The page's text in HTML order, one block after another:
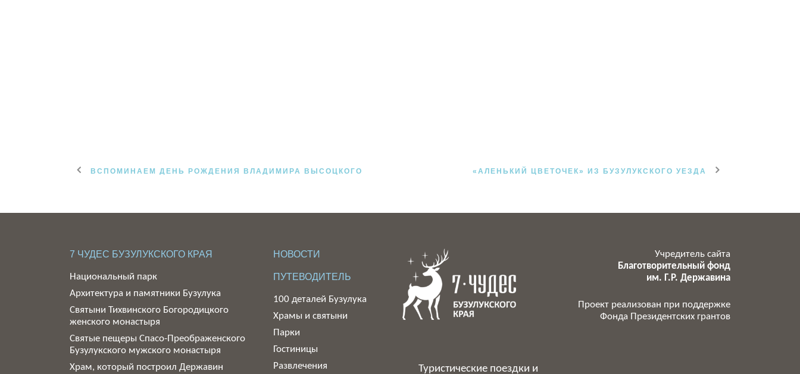
ВСПОМИНАЕМ ДЕНЬ РОЖДЕНИЯ ВЛАДИМИРА ВЫСОЦКОГО «АЛЕНЬКИЙ ЦВЕТОЧЕК» ИЗ БУЗУЛУКСКОГО УЕЗДА
7 ЧУДЕС БУЗУЛУКСКОГО КРАЯ
Национальный парк
Архитектура и памятники Бузулука
Святыни Тихвинского Богородицкого
женского монастыря
Святые пещеры Спасо-Преображенского
Бузулукского мужского монастыря
Храм, который построил Державин
НОВОСТИ
ПУТЕВОДИТЕЛЬ
100 деталей Бузулука
Храмы и святыни
Парки
Гостиницы
Развлечения
Туристические поездки и
Учредитель сайта
Благотворительный фонд
им. Г.Р. Державина
Проект реализован при поддержке
Фонда Президентских грантов